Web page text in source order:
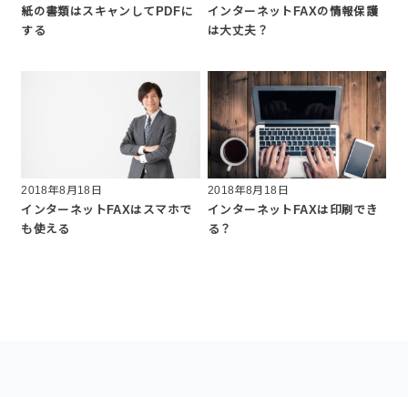
紙の書類はスキャンしてPDFに
する
インターネットFAXの情報保護
は大丈夫？
2018年8月18日
インターネットFAXはスマホで
も使える
2018年8月18日
インターネットFAXは印刷でき
る？